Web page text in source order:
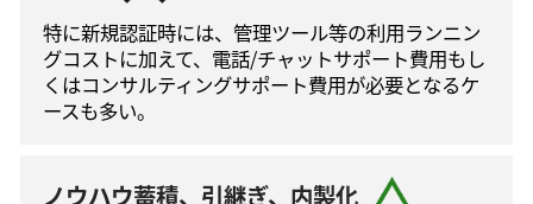
特に新規認証時には、管理ツール等の利⽤ランニン
グコストに加えて、電話/チャットサポート費⽤もし
くはコンサルティングサポート費⽤が必要となるケ
ースも多い。
ノウハウ蓄積、引継ぎ、内製化